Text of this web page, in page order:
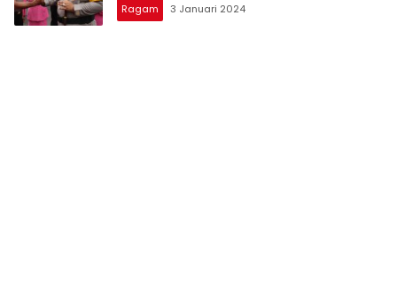
Ragam 3 Januari 2024